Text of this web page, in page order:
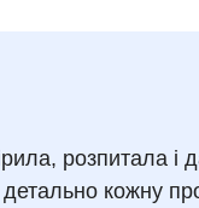
розпитала
кожну